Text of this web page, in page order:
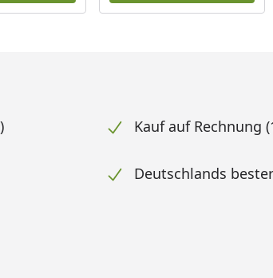
Kauf auf Rechnung
Deutschlands